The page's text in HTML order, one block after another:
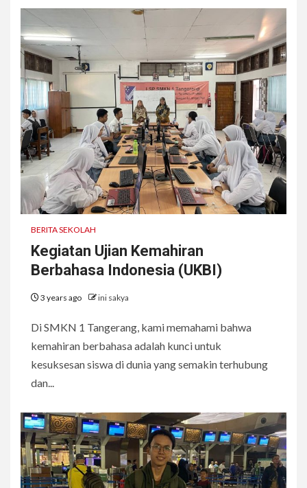
BERITA SEKOLAH
Kegiatan Ujian Kemahiran
Berbahasa Indonesia (UKBI)
3 years ago ini sakya
Di SMKN 1 Tangerang, kami memahami bahwa
kemahiran berbahasa adalah kunci untuk
kesuksesan siswa di dunia yang semakin terhubung
dan...